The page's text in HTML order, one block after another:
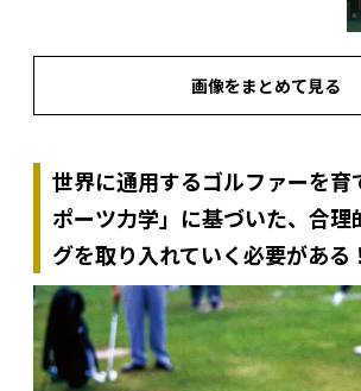
画像をまとめて見る
世界に通用するゴルファーを育
ポーツ力学」に基づいた、合理
グを取り入れていく必要がある